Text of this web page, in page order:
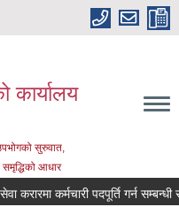
कार्यालय
सुरुवात,
आधार
करारमा कर्मचारी पदपूर्ति गर्न सम्बन्धी